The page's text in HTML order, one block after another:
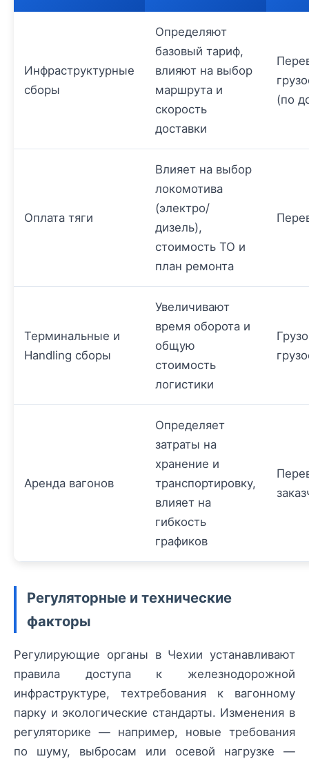
Инфраструктурные
сборы
Определяют
базовый тариф,
влияют на выбор
маршрута и
скорость
доставки
(по
Оплата тяги
Влияет на выбор
локомотива
(электро/
дизель),
стоимость ТО и
план ремонта
Терминальные и
Handling сборы
Увеличивают
время оборота и
общую
стоимость
логистики
Аренда вагонов
Определяет
затраты на
хранение и
транспортировку,
влияет на
гибкость
графиков
Регуляторные и технические
факторы
Регулирующие органы в Чехии устанавливают
правила доступа к железнодорожной
инфраструктуре, техтребования к вагонному
парку и экологические стандарты. Изменения в
регуляторике — например, новые требования
по шуму, выбросам или осевой нагрузке —